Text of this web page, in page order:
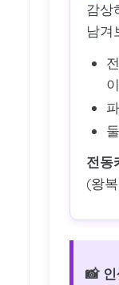
감상
남겨
전동
(왕
📸